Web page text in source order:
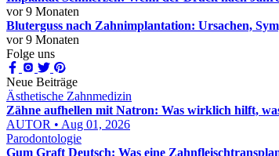
vor 9 Monaten
Bluterguss nach Zahnimplantation: Ursachen,
vor 9 Monaten
Folge uns
Neue Beiträge
Ästhetische Zahnmedizin
Zähne aufhellen mit Natron: Was wirklich hilft,
AUTOR • Aug 01, 2026
Parodontologie
Gum Graft Deutsch: Was eine